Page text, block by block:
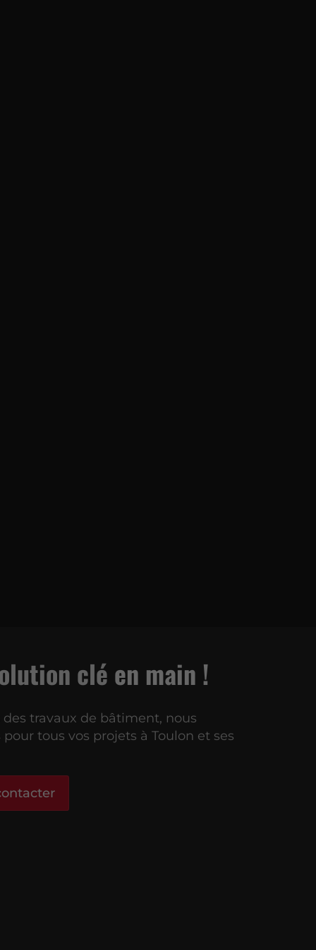
clé en main !
des travaux de bâtiment, nous
tous vos projets à Toulon et ses